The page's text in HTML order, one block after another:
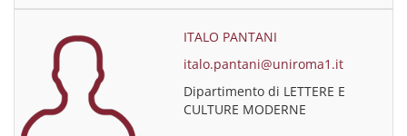
ITALO PANTANI
italo.pantani@uniroma1.it
Dipartimento di LETTERE E
CULTURE MODERNE